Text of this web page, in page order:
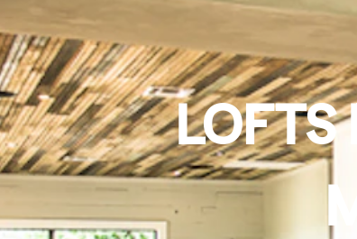
LOFTS